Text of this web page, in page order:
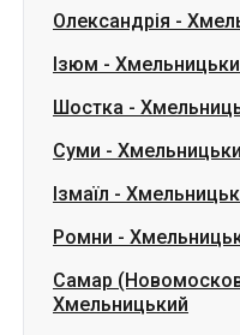
Олександрія -
Ізюм -
Шостка -
Суми -
Ізмаїл -
Ромни -
Самар
Хмельницький